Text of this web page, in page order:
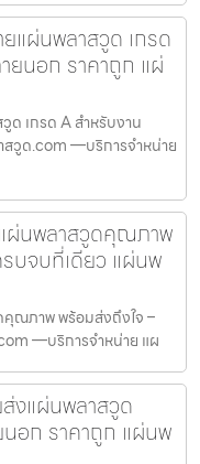
แผ่นพลาสวูด เกรด
ยนอก ราคาถูก แผ่
ด เกรด A สำหรับงาน
สวูด.com —บริการจำหน่าย
ผ่นพลาสวูดคุณภาพ
บจบที่เดียว แผ่นพ
คุณภาพ พร้อมส่งถึงใจ –
—บริการจำหน่าย แผ
งแผ่นพลาสวูด
นอก ราคาถูก แผ่นพ